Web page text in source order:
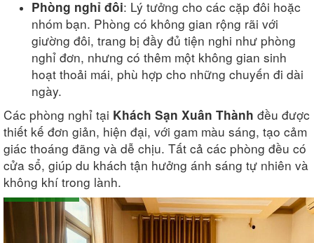
Phòng nghỉ đôi: Lý tưởng cho các cặp đôi hoặc
nhóm bạn. Phòng có không gian rộng rãi với
giường đôi, trang bị đầy đủ tiện nghi như phòng
nghỉ đơn, nhưng có thêm một không gian sinh
hoạt thoải mái, phù hợp cho những chuyến đi dài
ngày.
Các phòng nghỉ tại Khách Sạn Xuân Thành đều được
thiết kế đơn giản, hiện đại, với gam màu sáng, tạo cảm
giác thoáng đãng và dễ chịu. Tất cả các phòng đều có
cửa sổ, giúp du khách tận hưởng ánh sáng tự nhiên và
không khí trong lành.